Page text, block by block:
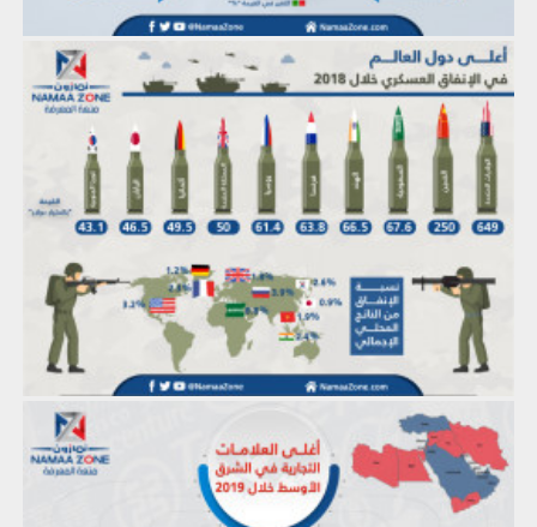
إنفوجرافيك: أعلى دول العالم في الإنفاق العسكري خلال 2018
إنفوجرافيك: أغلى العلامات التجارية في الشرق الأوسط خلال 2019